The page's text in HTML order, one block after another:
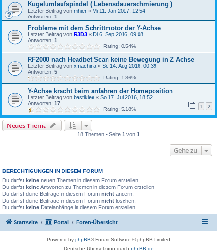
Kugelumlaufspindel ( Lebensdauerschmierung )
Letzter Beitrag von mhier « Mi 11. Jan 2017, 12:54
Antworten: 1
Probleme mit dem Schrittmotor der Y-Achse
Letzter Beitrag von R3D3 « Di 6. Sep 2016, 09:08
Antworten: 1
Rating: 0.54%
RF2000 nach Headbet Scan keine Bewegung in Z Achse
Letzter Beitrag von xmachina « So 14. Aug 2016, 00:39
Antworten: 5
Rating: 1.36%
Y-Achse kracht beim anfahren der Homeposition
Letzter Beitrag von bastiklee « So 17. Jul 2016, 18:52
Antworten: 17 1 2
Rating: 5.18%
Neues Thema
18 Themen • Seite 1 von 1
Gehe zu
BERECHTIGUNGEN IN DIESEM FORUM
Du darfst keine neuen Themen in diesem Forum erstellen.
Du darfst keineAntworten zu Themen in diesem Forum erstellen.
Du darfst deine Beiträge in diesem Forum nicht ändern.
Du darfst deine Beiträge in diesem Forum nicht löschen.
Du darfst keine Dateianhänge in diesem Forum erstellen.
Startseite Portal Foren-Übersicht
Powered by phpBB® Forum Software © phpBB Limited
Deutsche Übersetzung durch phpBB.de